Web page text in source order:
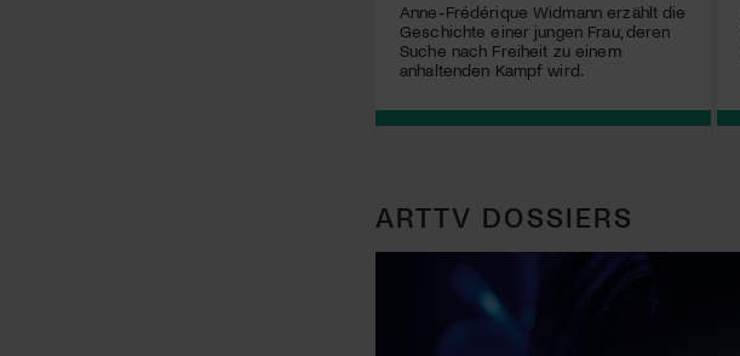
Anne-Frédérique Widmann erzählt die
Geschichte einer jungen Frau, deren
Suche nach Freiheit zu einem
anhaltenden Kampf wird.
ARTTV DOSSIERS